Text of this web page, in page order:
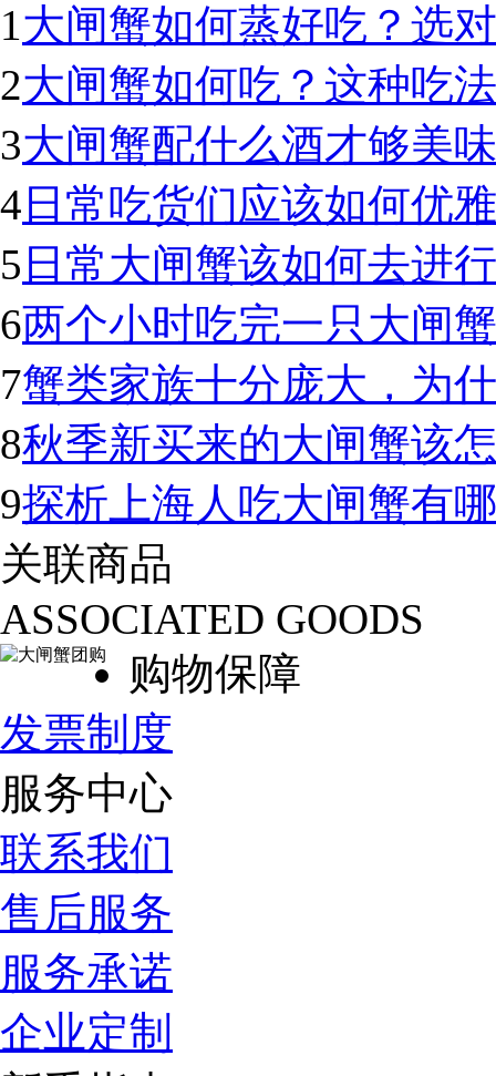
1大闸蟹如何蒸好吃？选
2大闸蟹如何吃？这种吃
3大闸蟹配什么酒才够美
4 日常吃货们应该如何优
5 日常大闸蟹该如何去进
6两个小时吃完一只大闸
7蟹类家族十分庞大，为
8秋季新买来的大闸蟹该
9探析上海人吃大闸蟹有
关联商品
ASSOCIATED GOODS
购物保障
发票制度
服务中心
联系我们
售后服务
服务承诺
企业定制